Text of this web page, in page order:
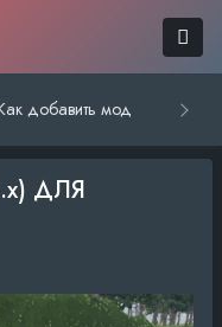
добавить мод
ДЛЯ